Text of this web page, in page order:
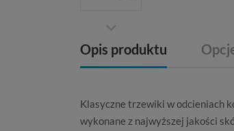
Opis produktu
Klasyczne trzewiki w odcieniach
wykonane z najwyższej jakości